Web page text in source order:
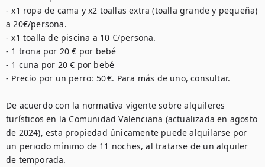
- x1 ropa de cama y x2 toallas extra (toalla grande y pequeña)
a 20€/persona.
- x1 toalla de piscina a 10 €/persona.
- 1 trona por 20 € por bebé
- 1 cuna por 20 € por bebé
- Precio por un perro: 50 €. Para más de uno, consultar.
De acuerdo con la normativa vigente sobre alquileres
turísticos en la Comunidad Valenciana (actualizada en agosto
de 2024), esta propiedad únicamente puede alquilarse por
un periodo mínimo de 11 noches, al tratarse de un alquiler
de temporada.